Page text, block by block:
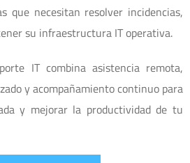
que necesitan resolver incidencias,
su infraestructura IT operativa.
IT combina asistencia remota,
y acompañamiento continuo para
y mejorar la productividad de tu